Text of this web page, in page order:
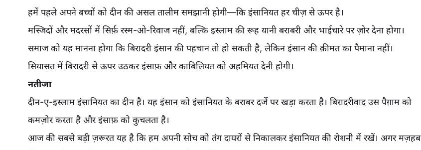
हमें पहले अपने बच्चों को दीन की असल तालीम समझानी होगी—कि इंसानियत हर चीज़ से ऊपर है।
मस्जिदों और मदरसों में सिर्फ़ रस्म-ओ-रिवाज नहीं, बल्कि इस्लाम की रूह यानी बराबरी और भाईचारे पर ज़ोर देना होगा।
समाज को यह मानना होगा कि बिरादरी इंसान की पहचान तो हो सकती है, लेकिन इंसान की क़ीमत का पैमाना नहीं।
सियासत में बिरादरी से ऊपर उठकर इंसाफ़ और काबिलियत को अहमियत देनी होगी।
नतीजा
दीन-ए-इस्लाम इंसानियत का दीन है। यह इंसान को इंसानियत के बराबर दर्जे पर खड़ा करता है। बिरादरीवाद उस पैग़ाम को
कमज़ोर करता है और इंसाफ़ को कुचलता है।
आज की सबसे बड़ी ज़रूरत यह है कि हम अपनी सोच को तंग दायरों से निकालकर इंसानियत की रोशनी में रखें। अगर मज़हब